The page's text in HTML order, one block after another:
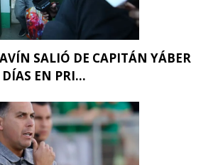
SALIÓ DE CAPITÁN YÁBER
DÍAS EN PRI...